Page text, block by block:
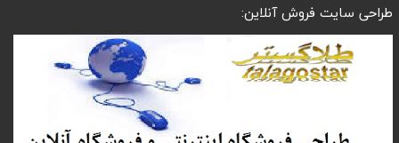
طراحی سایت فروش آنلاین: